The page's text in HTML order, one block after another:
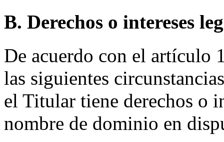
B. Derechos o intereses
De acuerdo con el artículo
las siguientes
el Titular tiene derechos o
nombre de dominio en